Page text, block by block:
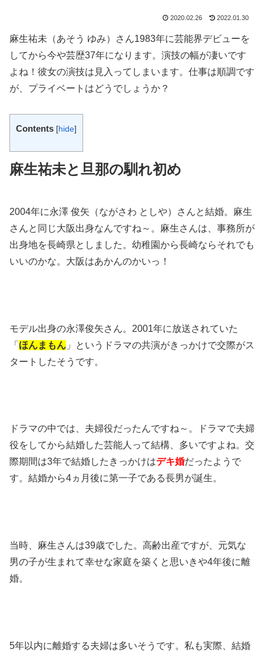
2020.02.26 2022.01.30
麻生祐未（あそう ゆみ）さん1983年に芸能界デビューを
してから今や芸歴37年になります。演技の幅が凄いです
よね！彼女の演技は見入ってしまいます。仕事は順調です
が、プライベートはどうでしょうか？
Contents [hide]
麻生祐未と旦那の馴れ初め
2004年に永澤 俊矢（ながさわ としや）さんと結婚。麻生
さんと同じ大阪出身なんですね～。麻生さんは、事務所が
出身地を長崎県としました。幼稚園から長崎ならそれでも
いいのかな。大阪はあかんのかいっ！
モデル出身の永澤俊矢さん。2001年に放送されていた
「 ほんまもん 」というドラマの共演がきっかけで交際がス
タートしたそうです。
ドラマの中では、夫婦役だったんですね～。ドラマで夫婦
役をしてから結婚した芸能人って結構、多いですよね。交
際期間は3年で結婚したきっかけはデキ婚だったようで
す。結婚から4ヵ月後に第一子である長男が誕生。
当時、麻生さんは39歳でした。高齢出産ですが、元気な
男の子が生まれて幸せな家庭を築くと思いきや4年後に離
婚。
5年以内に離婚する夫婦は多いそうです。私も実際、結婚